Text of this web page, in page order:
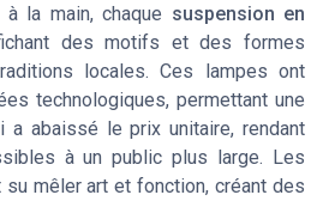
la main, chaque suspension en
des motifs et des formes
locales. Ces lampes ont
technologiques, permettant une
a abaissé le prix unitaire, rendant
à un public plus large. Les
mêler art et fonction, créant des